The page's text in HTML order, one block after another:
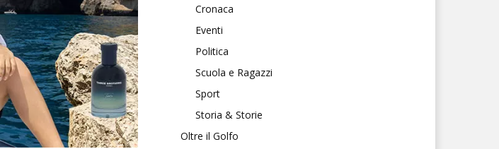
Cronaca
Eventi
Politica
Scuola e Ragazzi
Sport
Storia & Storie
Oltre il Golfo